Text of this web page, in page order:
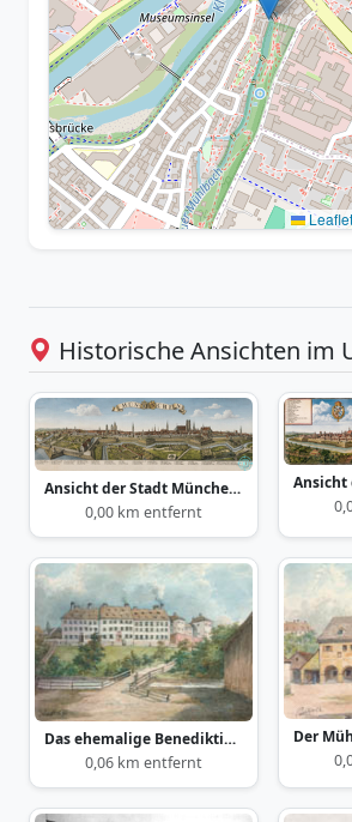
Leaflet
Historische Ansichten im
Ansicht der Stadt München Nordwesten ca. 1700
0,00 km entfernt
Das ehemalige Benediktinerinnen-Kloster am Lilienberg
0,06 km entfernt